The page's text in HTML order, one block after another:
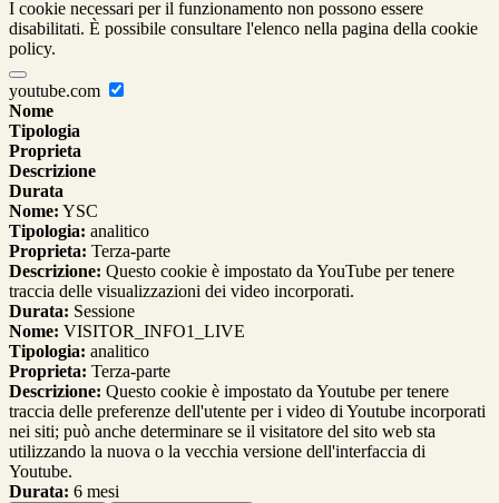
I cookie necessari per il funzionamento non possono essere
disabilitati. È possibile consultare l'elenco nella pagina della cookie
policy.
youtube.com
Nome
Tipologia
Proprieta
Descrizione
Durata
Nome: YSC
Tipologia: analitico
Proprieta: Terza-parte
Descrizione: Questo cookie è impostato da YouTube per tenere
traccia delle visualizzazioni dei video incorporati.
Durata: Sessione
Nome: VISITOR_INFO1_LIVE
Tipologia: analitico
Proprieta: Terza-parte
Descrizione: Questo cookie è impostato da Youtube per tenere
traccia delle preferenze dell'utente per i video di Youtube incorporati
nei siti; può anche determinare se il visitatore del sito web sta
utilizzando la nuova o la vecchia versione dell'interfaccia di
Youtube.
Durata: 6 mesi